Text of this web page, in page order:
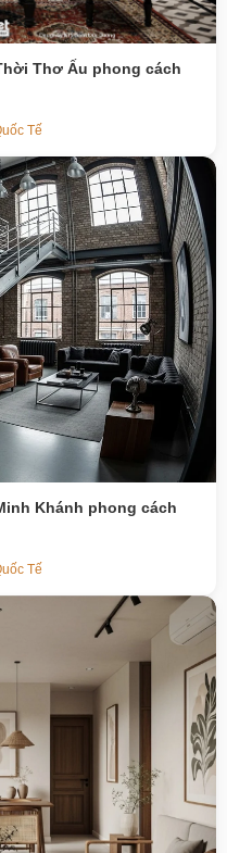
Thơ Ấu phong cách
Tế
Khánh phong cách
Tế